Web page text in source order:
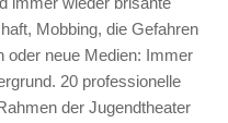
Mobbing, die Gefahren
oder neue Medien: Immer
20 professionelle
der Jugendtheater